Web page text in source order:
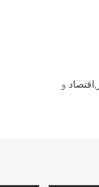
,اقتصاد و